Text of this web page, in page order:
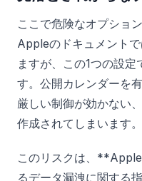
ここで危険なオプショ
Appleのドキュメント
ますが、この1つの設
す。公開カレンダーを
厳しい制御が効かない
作成されてしまいます。
このリスクは、
るデータ漏洩に関する